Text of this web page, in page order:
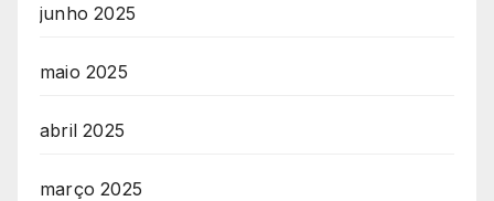
junho 2025
maio 2025
abril 2025
março 2025